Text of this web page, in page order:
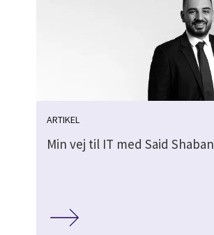
ARTIKEL
Min vej til IT med Said Shaban